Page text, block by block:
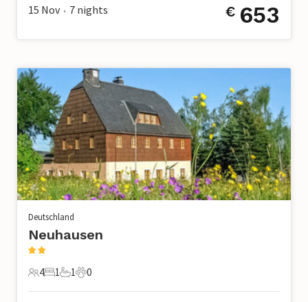
15 Nov • 7 nights € 653
Deutschland
Neuhausen
4 Gäste
4
1 Schlafzimmer
1
1 Badezimmer
1
0 Haustiere
0